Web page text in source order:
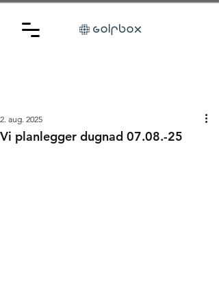
Vi planlegger dugnad 07.08.-25
2. aug. 2025